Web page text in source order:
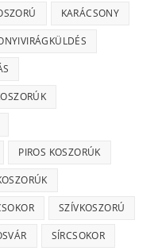
KARÁCSONY
PIROS KOSZORÚK
SZÍVKOSZORÚ
SÍRCSOKOR